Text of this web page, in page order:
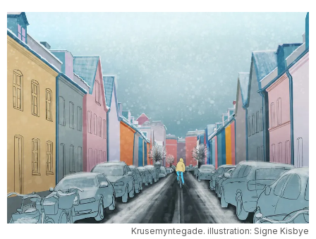
Krusemyntegade. illustration: Signe Kisbye